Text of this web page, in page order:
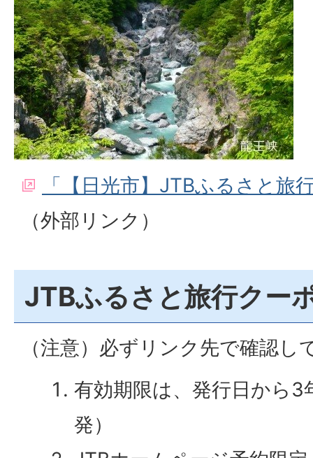
「【日光市】JTBふるさと旅
（外部リンク）
JTBふるさと旅行クー
（注意）必ずリンク先で確認し
有効期限は、発行日から3
発）